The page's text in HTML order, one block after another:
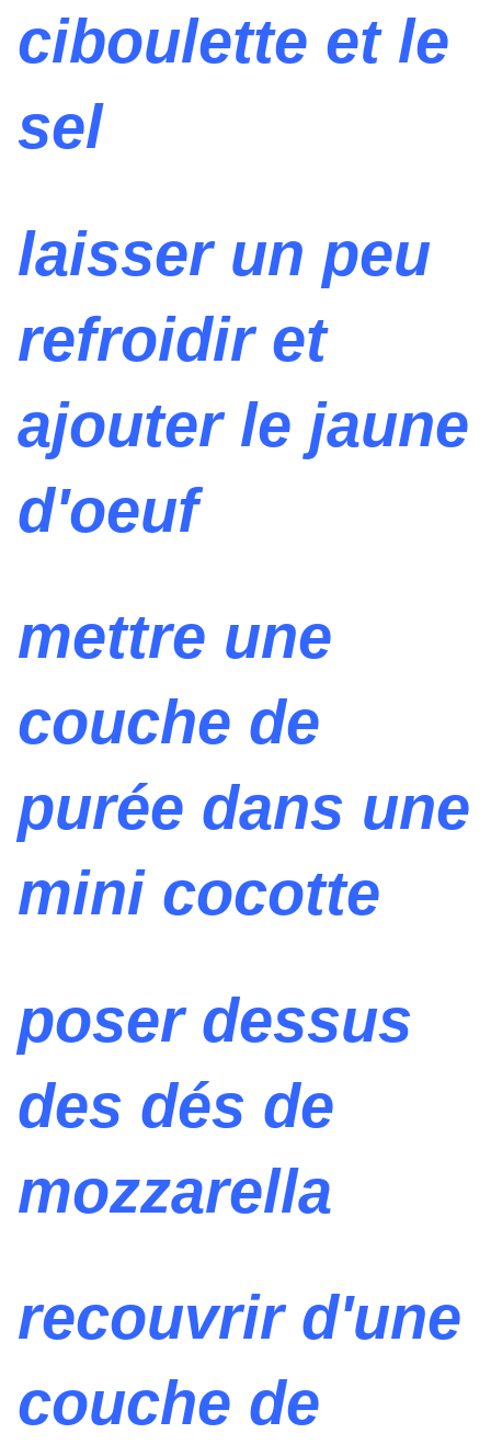
ciboulette et le
sel
laisser un peu
refroidir et
ajouter le jaune
d'oeuf
mettre une
couche de
purée dans une
mini cocotte
poser dessus
des dés de
mozzarella
recouvrir d'une
couche de